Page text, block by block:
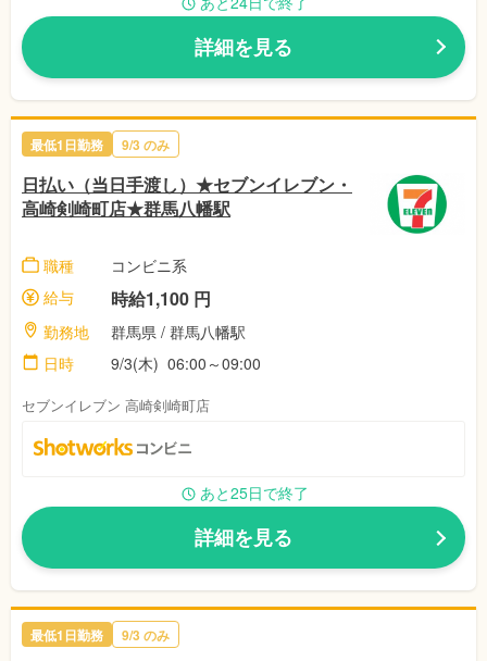
詳細を見る
最低1日勤務 9/3 のみ
日払い（当日手渡し）★セブンイレブン・
高崎剣崎町店★群馬八幡駅
職種
コンビニ系
給与
時給1,100 円
勤務地
群馬県 / 群馬八幡駅
日時
9/3(木) 06:00～09:00
セブンイレブン 高崎剣崎町店
あと25日で終了
詳細を見る
最低1日勤務 9/3 のみ